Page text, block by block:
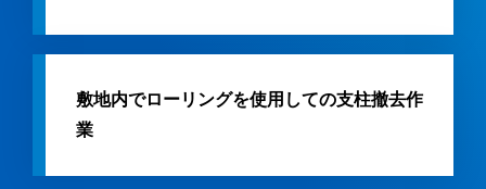
敷地内でローリングを使用しての支柱撤去作
業